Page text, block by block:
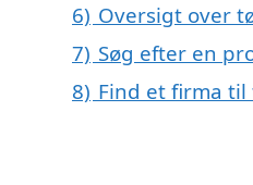
6) Oversigt over
7) Søg efter en
8) Find et firma